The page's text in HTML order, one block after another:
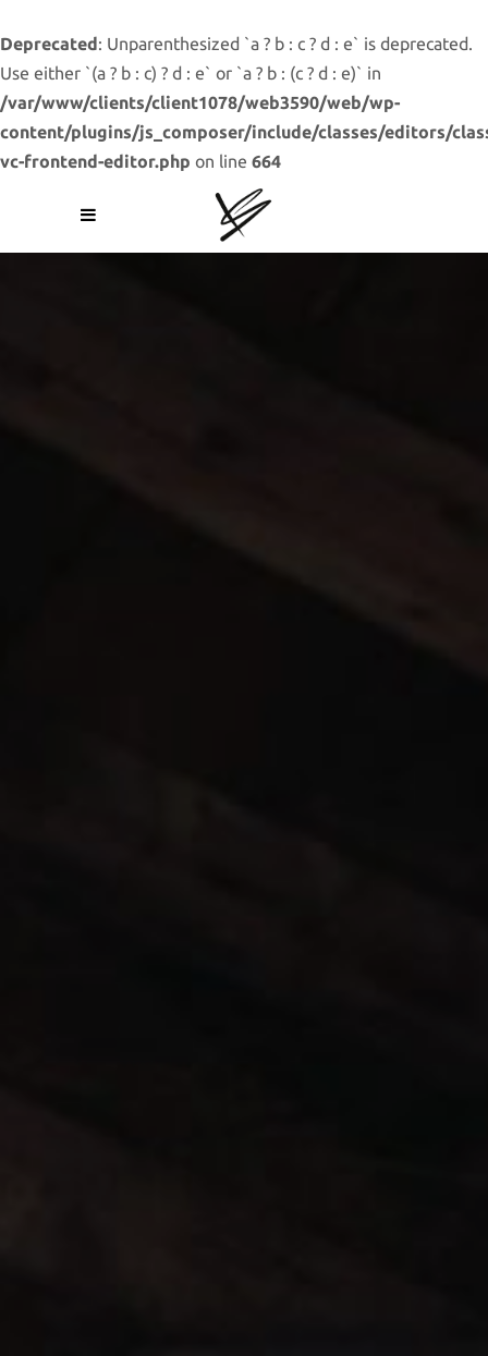
Deprecated: Unparenthesized `a ? b : c ? d : e` is deprecated.
Use either `(a ? b : c) ? d : e` or `a ? b : (c ? d : e)` in
/var/www/clients/client1078/web3590/web/wp-
content/plugins/js_composer/include/classes/editors/
vc-frontend-editor.php on line 664